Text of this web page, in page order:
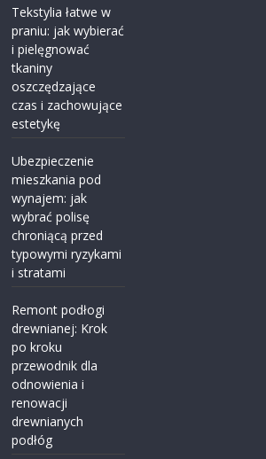
Tekstylia łatwe w
praniu: jak wybierać
i pielęgnować
tkaniny
oszczędzające
czas i zachowujące
estetykę
Ubezpieczenie
mieszkania pod
wynajem: jak
wybrać polisę
chroniącą przed
typowymi ryzykami
i stratami
Remont podłogi
drewnianej: Krok
po kroku
przewodnik dla
odnowienia i
renowacji
drewnianych
podłóg